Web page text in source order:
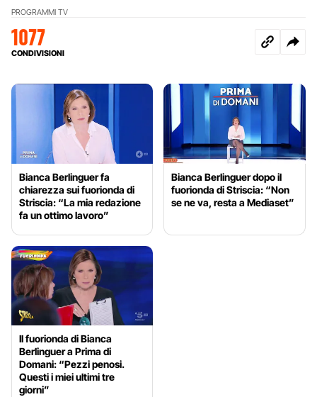
PROGRAMMI TV
1077
CONDIVISIONI
Bianca Berlinguer fa
chiarezza sui fuorionda di
Striscia: “La mia redazione
fa un ottimo lavoro”
Bianca Berlinguer dopo il
fuorionda di Striscia: “Non
se ne va, resta a Mediaset”
Il fuorionda di Bianca
Berlinguer a Prima di
Domani: “Pezzi penosi.
Questi i miei ultimi tre
giorni”